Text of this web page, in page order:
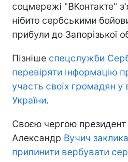
соцмережі "ВКонтакте"
нібито сербськими
прибули до Запорізької
Пізніше спецслужби
перевіряти інформацію
участь своїх громадян у
України.
Своєю чергою президент
Александр Вучич
припинити вербувати